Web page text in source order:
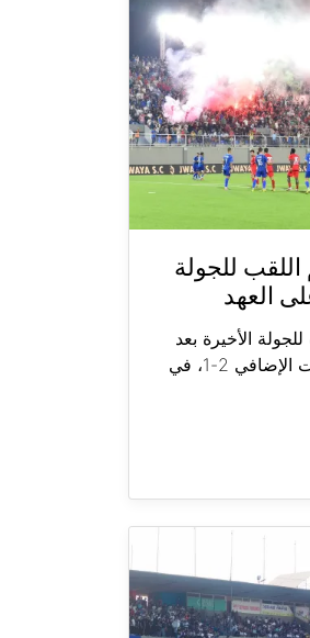
للجولة
العهد
الأخيرة بعد
فوزه على العهد في الوقت الإضافي 2-1، في